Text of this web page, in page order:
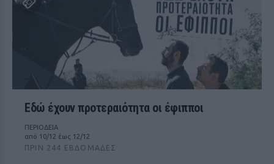
Εδώ έχουν προτεραιότητα οι έφιπποι
ΠΕΡΙΟΔΕΙΑ
από 10/12 έως 12/12
ΠΡΙΝ 244 ΕΒΔΟΜΆΔΕΣ